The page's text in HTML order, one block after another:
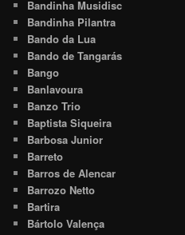
Bandinha Musidisc
Bandinha Pilantra
Bando da Lua
Bando de Tangarás
Bango
Banlavoura
Banzo Trio
Baptista Siqueira
Barbosa Junior
Barreto
Barros de Alencar
Barrozo Netto
Bartira
Bártolo Valença